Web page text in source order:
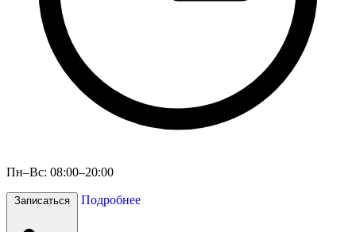
Пн–Вс: 08:00–20:00
Записаться Подробнее